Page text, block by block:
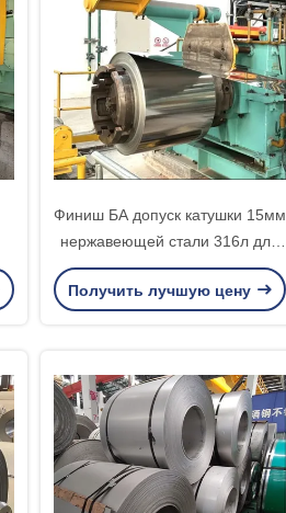
Финиш БА допуск катушки 15мм
нержавеющей стали 316л для
края мельницы
Получить лучшую цену